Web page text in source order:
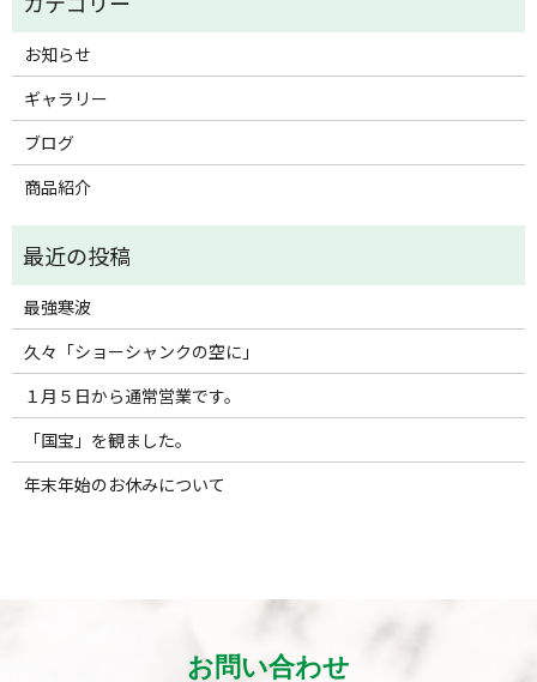
お知らせ
ギャラリー
ブログ
商品紹介
最強寒波
久々「ショーシャンクの空に」
１月５日から通常営業です。
「国宝」を観ました。
年末年始のお休みについて
お問い合わせ